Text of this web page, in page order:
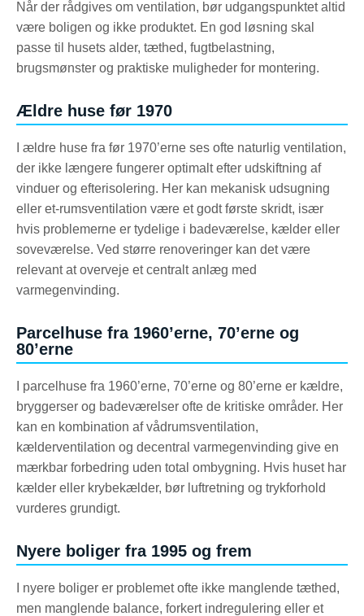
Når der rådgives om ventilation, bør udgangspunktet altid
være boligen og ikke produktet. En god løsning skal
passe til husets alder, tæthed, fugtbelastning,
brugsmønster og praktiske muligheder for montering.
Ældre huse før 1970
I ældre huse fra før 1970’erne ses ofte naturlig ventilation,
der ikke længere fungerer optimalt efter udskiftning af
vinduer og efterisolering. Her kan mekanisk udsugning
eller et-rumsventilation være et godt første skridt, især
hvis problemerne er tydelige i badeværelse, kælder eller
soveværelse. Ved større renoveringer kan det være
relevant at overveje et centralt anlæg med
varmegenvinding.
Parcelhuse fra 1960’erne, 70’erne og
80’erne
I parcelhuse fra 1960’erne, 70’erne og 80’erne er kældre,
bryggerser og badeværelser ofte de kritiske områder. Her
kan en kombination af vådrumsventilation,
kælderventilation og decentral varmegenvinding give en
mærkbar forbedring uden total ombygning. Hvis huset har
kælder eller krybekælder, bør luftretning og trykforhold
vurderes grundigt.
Nyere boliger fra 1995 og frem
I nyere boliger er problemet ofte ikke manglende tæthed,
men manglende balance, forkert indregulering eller et